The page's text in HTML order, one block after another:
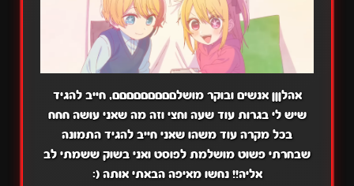
אהלןןן אנשים ובוקר מושלםםםםםםםםם, חייב להגיד
שיש לי בגרות עוד שעה וחצי וזה מה שאני עושה חחח
בכל מקרה עוד משהו שאני חייב להגיד התמונה
שבחרתי פשוט מושלמת לפוסט ואני בשוק ששמתי לב
אליה!! נחשו מאיפה הבאתי אותה (: